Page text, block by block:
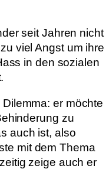
seit Jahren nicht
viel Angst um ihre
in den sozialen
er möchte
zu
auch ist, also
mit dem Thema
zeige auch er